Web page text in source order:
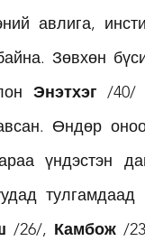
авлига,
Зөвхөн
Энэтхэг /40/
үндэстэн
тулгамдаад
/26/, Камбож /